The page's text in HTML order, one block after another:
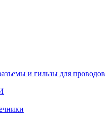
и гильзы для проводов